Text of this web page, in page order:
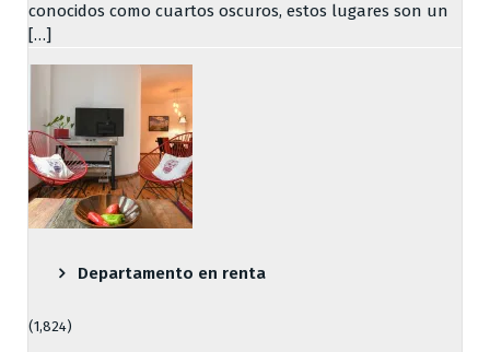
conocidos como cuartos oscuros, estos lugares son un
[…]
Departamento en renta
(1,824)